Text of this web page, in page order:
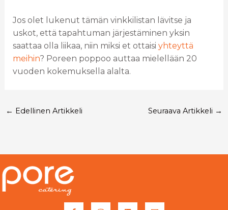
Jos olet lukenut tämän vinkkilistan lävitse ja
uskot, että tapahtuman järjestäminen yksin
saattaa olla liikaa, niin miksi et ottaisi yhteyttä
meihin? Poreen poppoo auttaa mielellään 20
vuoden kokemuksella alalta.
← Edellinen Artikkeli Seuraava Artikkeli →